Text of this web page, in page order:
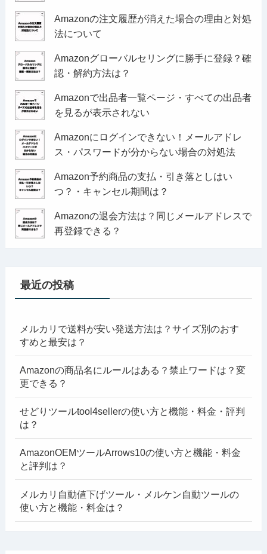
Amazonの注文履歴が消えた場合の理由と対処
法について
Amazonグローバルセリングに勝手に登録？確
認・解約方法は？
Amazonで出品者一覧ページ・すべての出品者
を見るが表示されない
Amazonにログインできない！メールアドレ
ス・パスワードが分からない場合の対処法
Amazon予約商品の支払・引き落としはい
つ？・キャンセル期間は？
Amazonの退会方法は？同じメールアドレスで
再登録できる？
最近の投稿
メルカリで送料が安い発送方法は？サイズ別のおす
すめと最安は？
Amazonの商品名にルールはある？禁止ワードは？変
更できる？
せどりツールtool4sellerの使い方と機能・料金・評判
は？
AmazonOEMツールArrows10の使い方と機能・料金
と評判は？
メルカリ自動値下げツール・メルケン自動ツールの
使い方と機能・料金は？